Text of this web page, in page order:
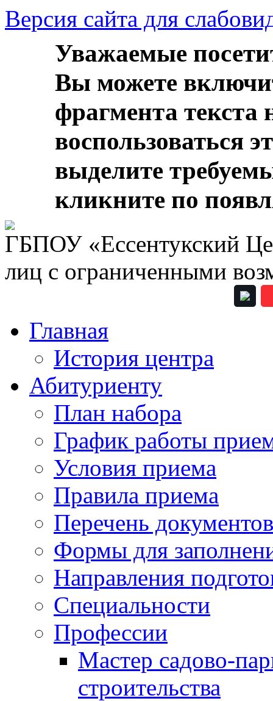
Версия сайта для
Уважаемые
Вы можете
фрагмента
воспользоваться
выделите
кликните по
ГБПОУ «Ессентукский
лиц с ограниченными
Главная
История центра
Абитуриенту
План набора
График работы
Условия приема
Правила приема
Перечень документов
Формы для
Направления
Специальности
Профессии
Мастер садово-
строительства